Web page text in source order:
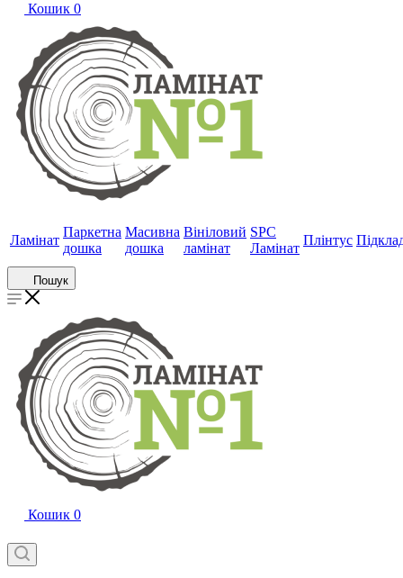
Кошик 0
Ламінат
Паркетна
дошка
Масивна
дошка
Вініловий
ламінат
SPC
Ламінат
Плінтус
Пошук
Кошик 0